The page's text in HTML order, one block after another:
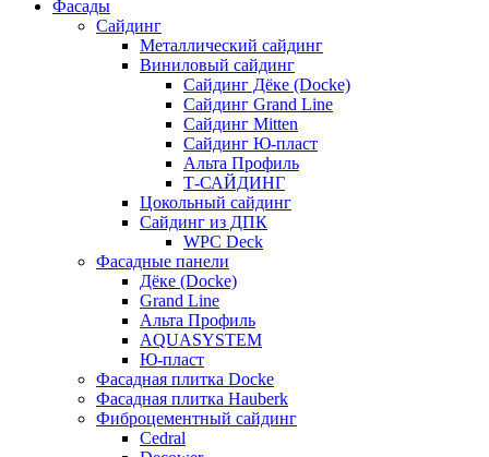
Фасады
Сайдинг
Металлический сайдинг
Виниловый сайдинг
Сайдинг Дёке (Docke)
Сайдинг Grand Line
Сайдинг Mitten
Сайдинг Ю-пласт
Альта Профиль
Т-САЙДИНГ
Цокольный сайдинг
Сайдинг из ДПК
WPC Deck
Фасадные панели
Дёке (Docke)
Grand Line
Альта Профиль
AQUASYSTEM
Ю-пласт
Фасадная плитка Docke
Фасадная плитка Hauberk
Фиброцементный сайдинг
Cedral